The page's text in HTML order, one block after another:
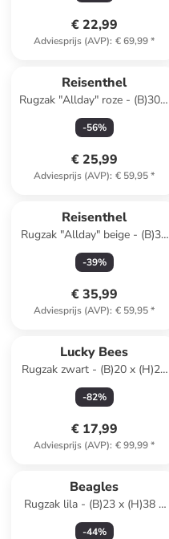
€ 22,99
Adviesprijs (AVP): € 69,99*
Reisenthel
Rugzak "Allday" roze - (B)30 x
(H)39 x (D)13 cm
-56%
€ 25,99
Adviesprijs (AVP): € 59,95*
Reisenthel
Rugzak "Allday" beige - (B)30
x (H)39 x (D)13 cm
-39%
€ 35,99
Adviesprijs (AVP): € 59,95*
Lucky Bees
Rugzak zwart - (B)20 x (H)23
x (D)10 cm
-82%
€ 17,99
Adviesprijs (AVP): € 99,99*
Beagles
Rugzak lila - (B)23 x (H)38 x
(D)14 cm
-44%